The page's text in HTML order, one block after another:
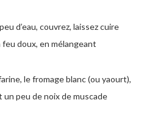
d’eau, couvrez, laissez cuire
doux, en mélangeant
le fromage blanc (ou yaourt),
peu de noix de muscade